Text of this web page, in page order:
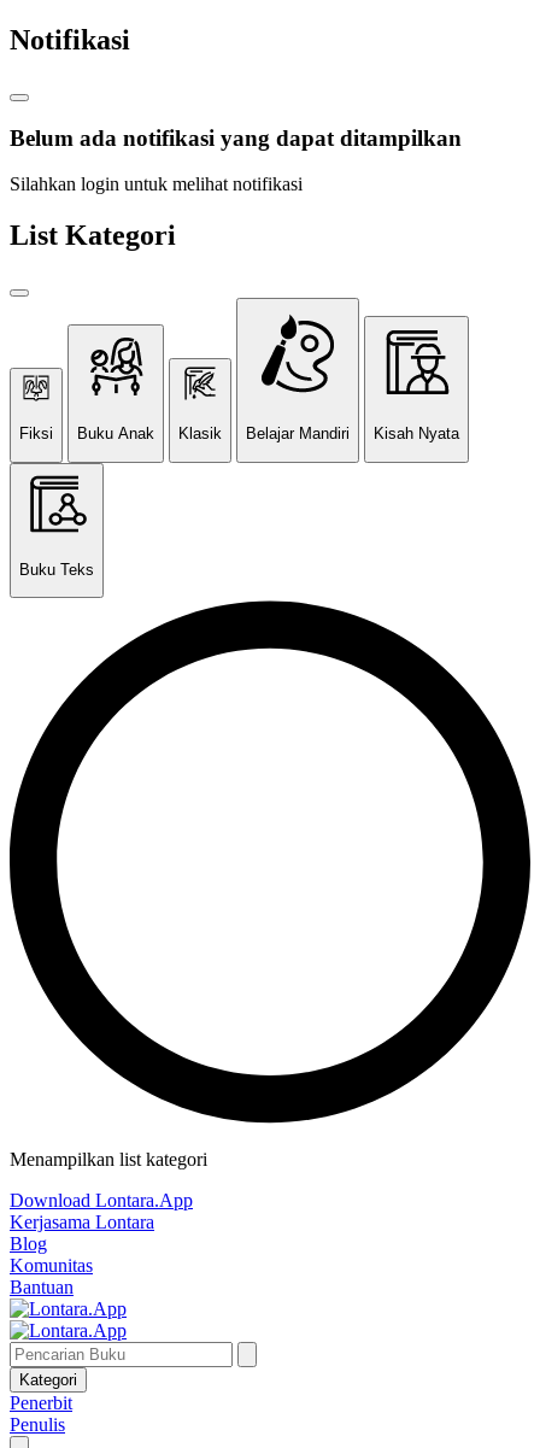
Notifikasi
Belum ada notifikasi yang dapat ditampilkan
Silahkan login untuk melihat notifikasi
List Kategori
Fiksi Buku Anak Klasik Belajar Mandiri Kisah Nyata
Buku Teks
Menampilkan list kategori
Download Lontara.App
Kerjasama Lontara
Blog
Komunitas
Bantuan
Kategori
Penerbit
Penulis